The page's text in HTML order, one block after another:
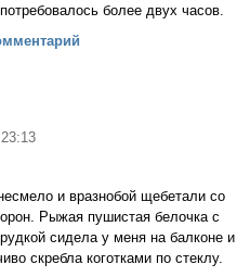
более двух часов.
ПРЕКРАСНО!
и вразнобой щебетали со
Рыжая пушистая белочка с
сидела у меня на балконе и
скребла коготками по стеклу.